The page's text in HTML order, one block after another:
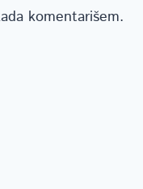
komentarišem.